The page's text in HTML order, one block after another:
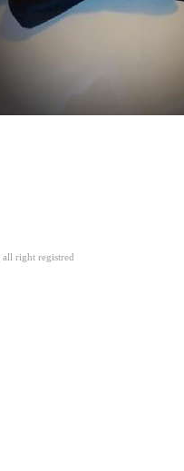
all right registred